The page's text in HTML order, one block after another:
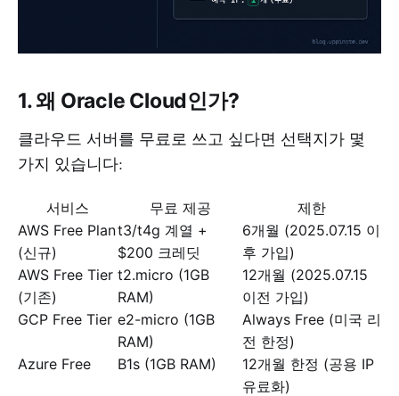
1. 왜 Oracle Cloud인가?
클라우드 서버를 무료로 쓰고 싶다면 선택지가 몇
가지 있습니다:
서비스 무료 제공
제한
AWS Free Plan
(신규)
t3/t4g 계열 +
$200 크레딧
6개월 (2025.07.15 이
후 가입)
AWS Free Tier
(기존)
t2.micro (1GB
RAM)
12개월 (2025.07.15
이전 가입)
GCP Free Tier e2-micro (1GB
RAM)
Always Free (미국 리
전 한정)
Azure Free
B1s (1GB RAM)
12개월 한정 (공용 IP
유료화)